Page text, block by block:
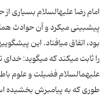
امام رضا علیه‏السلام بسیاری از
پیش‏بینی می‏کرد و آن حوادث
بود، اتفاق می‏افتاد. این
را ثابت می‏کند که می‏گوید: خدای
علیهم‏السلام فضیلت و علوم